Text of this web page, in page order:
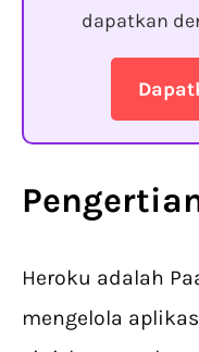
dapatkan
Heroku adalah
mengelola